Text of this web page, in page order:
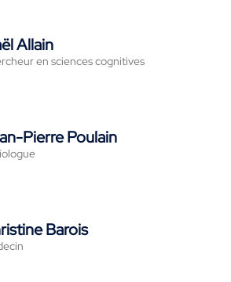
Allain
en sciences cognitives
Pierre Poulain
Barois